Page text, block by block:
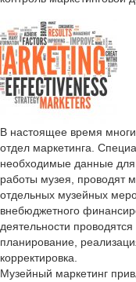
В настоящее время
отдел маркетинга.
необходимые данные для
работы музея, проводят
отдельных музейных
внебюджетного
деятельности
планирование,
корректировка.
Музейный маркетинг